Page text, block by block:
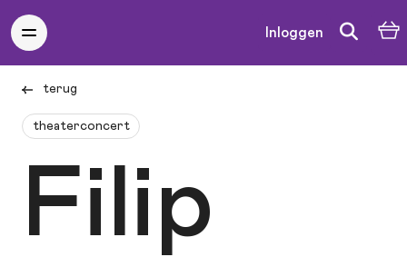
Inloggen
terug
theaterconcert
Filip